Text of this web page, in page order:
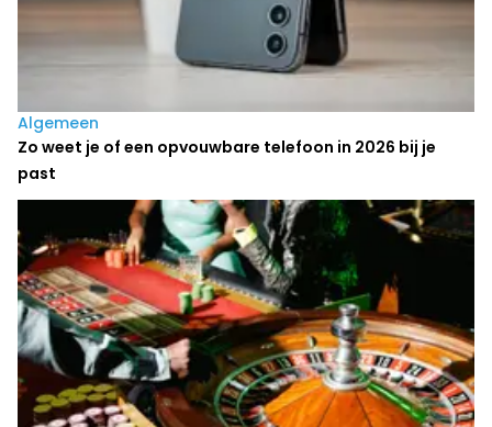
Algemeen
Zo weet je of een opvouwbare telefoon in 2026 bij je
past